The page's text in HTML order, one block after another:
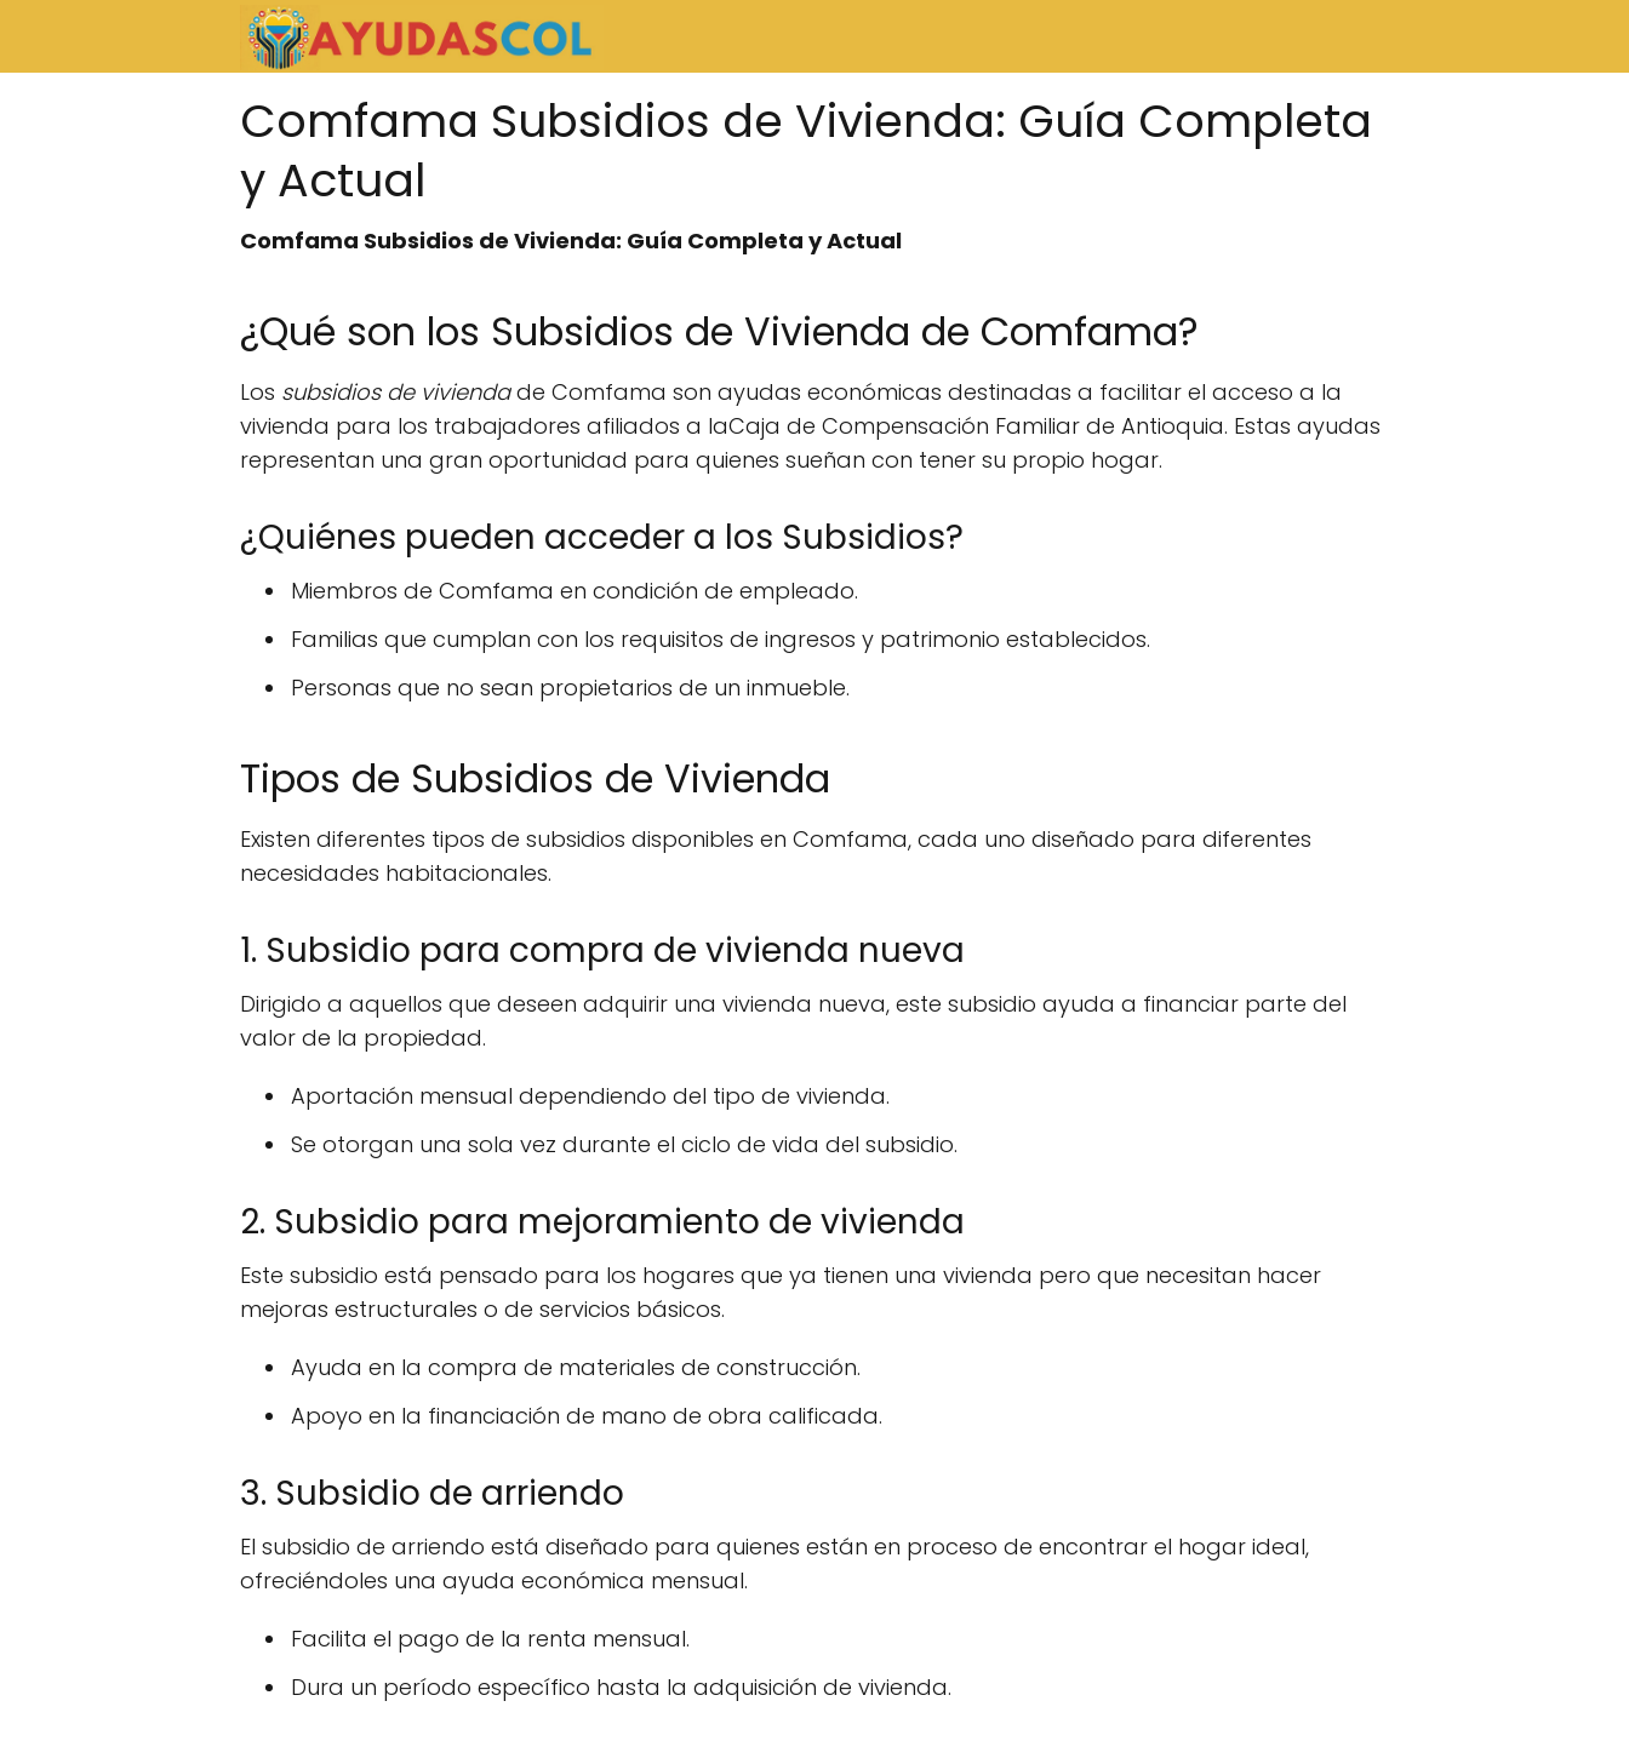
Comfama Subsidios de Vivienda: Guía Completa
y Actual
Comfama Subsidios de Vivienda: Guía Completa y Actual
¿Qué son los Subsidios de Vivienda de Comfama?
Los subsidios de viviendade Comfama son ayudas económicas destinadas a facilitar el acceso a la
vivienda para los trabajadores afiliados a laCaja de Compensación Familiar de Antioquia. Estas ayudas
representan una gran oportunidad para quienes sueñan con tener su propio hogar.
¿Quiénes pueden acceder a los Subsidios?
Miembros de Comfama en condición de empleado.
Familias que cumplan con los requisitos de ingresos y patrimonio establecidos.
Personas que no sean propietarios de un inmueble.
Tipos de Subsidios de Vivienda
Existen diferentes tipos de subsidios disponibles en Comfama, cada uno diseñado para diferentes
necesidades habitacionales.
1. Subsidio para compra de vivienda nueva
Dirigido a aquellos que deseen adquirir una vivienda nueva, este subsidio ayuda a financiar parte del
valor de la propiedad.
Aportación mensual dependiendo del tipo de vivienda.
Se otorgan una sola vez durante el ciclo de vida del subsidio.
2. Subsidio para mejoramiento de vivienda
Este subsidio está pensado para los hogares que ya tienen una vivienda pero que necesitan hacer
mejoras estructurales o de servicios básicos.
Ayuda en la compra de materiales de construcción.
Apoyo en la financiación de mano de obra calificada.
3. Subsidio de arriendo
El subsidio de arriendo está diseñado para quienes están en proceso de encontrar el hogar ideal,
ofreciéndoles una ayuda económica mensual.
Facilita el pago de la renta mensual.
Dura un período específico hasta la adquisición de vivienda.